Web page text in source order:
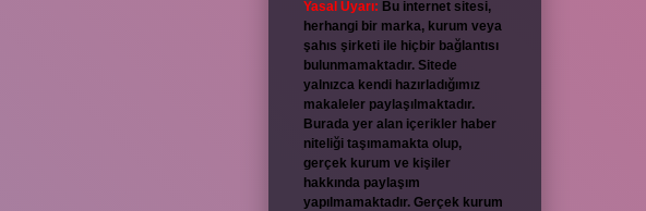
Yasal Uyarı: Bu internet sitesi,
herhangi bir marka, kurum veya
şahıs şirketi ile hiçbir bağlantısı
bulunmamaktadır. Sitede
yalnızca kendi hazırladığımız
makaleler paylaşılmaktadır.
Burada yer alan içerikler haber
niteliği taşımamakta olup,
gerçek kurum ve kişiler
hakkında paylaşım
yapılmamaktadır. Gerçek kurum